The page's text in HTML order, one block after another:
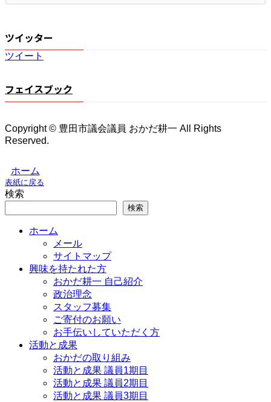
ツイッター
ツイート
フェイスブック
Copyright © 豊田市議会議員 おかだ耕一 All Rights
Reserved.
ホーム
表紙に戻る
検索
検索
ホーム
メール
サイトマップ
興味を持たれた方
おかだ耕一 自己紹介
政治理念
スタッフ募集
ご寄付のお願い
お手伝いしていただく方
活動と成果
おかだの取り組み
活動と成果 議員1期目
活動と成果 議員2期目
活動と成果 議員3期目